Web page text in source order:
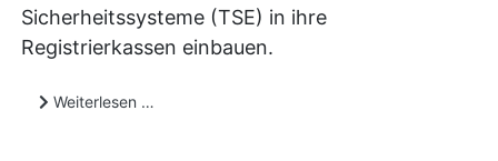
Sicherheitssysteme (TSE) in ihre
Registrierkassen einbauen.
Weiterlesen …